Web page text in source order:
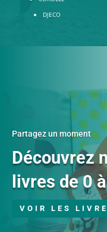
DJECO
Partagez un moment
Découvrez
livres de 0
VOIR LES